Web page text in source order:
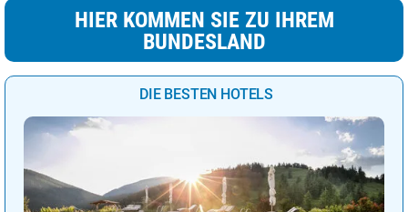
HIER KOMMEN SIE ZU IHREM
BUNDESLAND
DIE BESTEN HOTELS